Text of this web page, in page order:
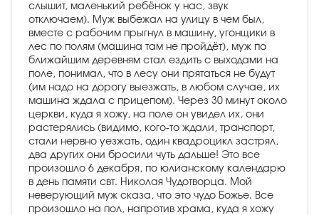
слышит, маленький ребёнок у нас, звук
отключаем). Муж выбежал на улицу в чем был,
вместе с рабочим прыгнул в машину, угонщики в
лес по полям (машина там не пройдёт), муж по
ближайшим деревням стал ездить с выходами на
поле, понимал, что в лесу они прятаться не будут
(им надо на дорогу выезжать, в любом случае, их
машина ждала с прицепом). Через 30 минут около
церкви, куда я хожу, на поле он увидел их, они
растерялись (видимо, кого-то ждали, транспорт,
стали нервно уезжать, один квадроцикл застрял,
два других они бросили чуть дальше! Это все
произошло 6 декабря, по юлианскому календарю
в день памяти свт. Николая Чудотворца. Мой
неверующий муж сказа, что это чудо Божье. Все
произошло на пол, напротив храма, куда я хожу